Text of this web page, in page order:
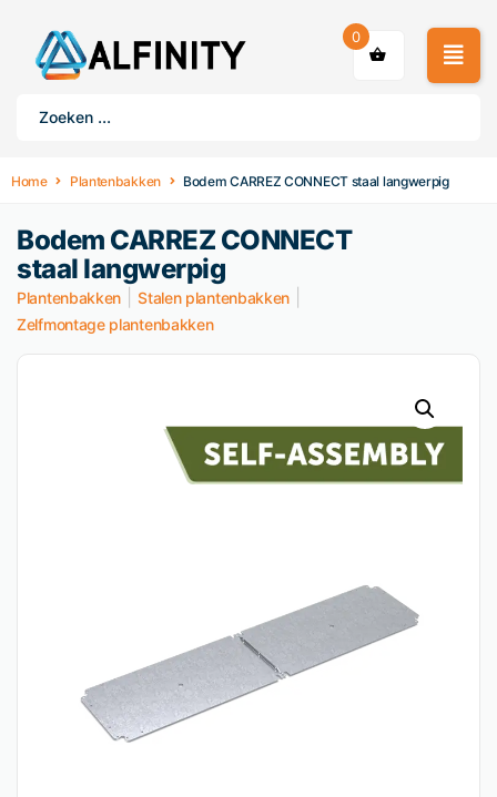
0
Home Plantenbakken Bodem CARREZ CONNECT staal langwerpig
Bodem CARREZ CONNECT
staal langwerpig
Plantenbakken Stalen plantenbakken
Zelfmontage plantenbakken